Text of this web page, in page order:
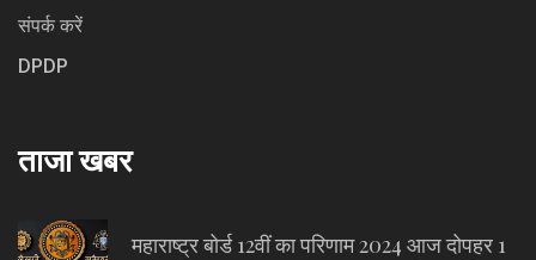
संपर्क करें
DPDP
ताजा खबर
महाराष्ट्र बोर्ड 12वीं का परिणाम 2024 आज दोपहर 1